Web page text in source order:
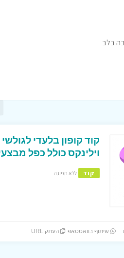
בלב
וילינקס כולל כפל
קוד ללא תפוגה
שיתוף בוואטסאפ העתק URL